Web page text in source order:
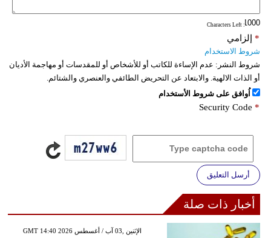
: Characters Left
إلزامي *
شروط الاستخدام
شروط النشر: عدم الإساءة للكاتب أو للأشخاص أو للمقدسات أو مهاجمة الأديان
أو الذات الالهية. والابتعاد عن التحريض الطائفي والعنصري والشتائم.
اُوافق على شروط الأستخدام
Security Code *
أرسل التعليق
أخبار ذات صلة
GMT 14:40 2026 الإثنين ,03 آب / أغسطس